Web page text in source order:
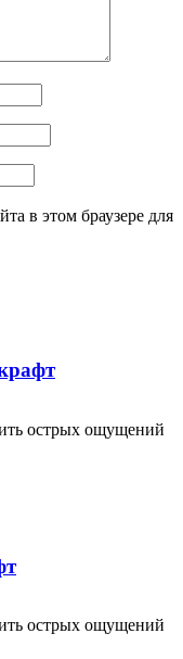
в этом браузере для
острых ощущений
острых ощущений